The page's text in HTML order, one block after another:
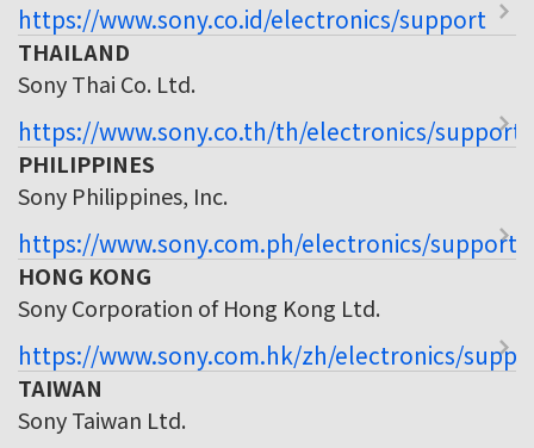
https://www.sony.co.id/electronics/support
THAILAND
Sony Thai Co. Ltd.
https://www.sony.co.th/th/electronics/support
PHILIPPINES
Sony Philippines, Inc.
https://www.sony.com.ph/electronics/support
HONG KONG
Sony Corporation of Hong Kong Ltd.
https://www.sony.com.hk/zh/electronics/
TAIWAN
Sony Taiwan Ltd.